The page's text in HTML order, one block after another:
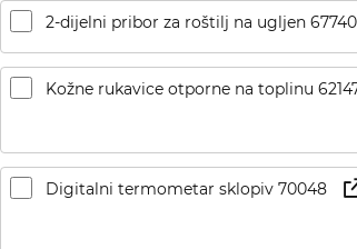
2-dijelni pribor za roštilj na ugljen 67740
Kožne rukavice otporne na toplinu
Digitalni termometar sklopiv 70048